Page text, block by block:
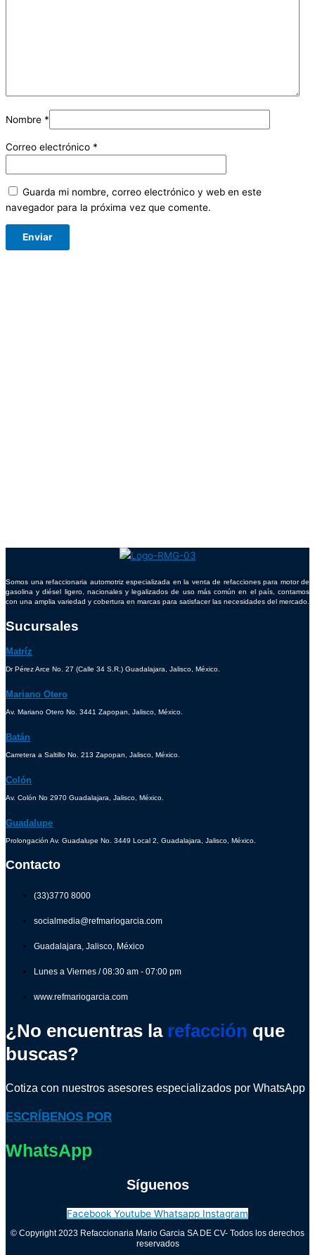
Nombre *
Correo electrónico *
Guarda mi nombre, correo electrónico y web en este
navegador para la próxima vez que comente.
Somos una refaccionaria automotriz especializada en la venta de refacciones para motor de
gasolina y diésel ligero, nacionales y legalizados de uso más común en el país, contamos
con una amplia variedad y cobertura en marcas para satisfacer las necesidades del mercado.
Sucursales
Matríz
Dr Pérez Arce No. 27 (Calle 34 S.R.) Guadalajara, Jalisco, México.
Mariano Otero
Av. Mariano Otero No. 3441 Zapopan, Jalisco, México.
Batán
Carretera a Saltillo No. 213 Zapopan, Jalisco, México.
Colón
Av. Colón No 2970 Guadalajara, Jalisco, México.
Guadalupe
Prolongación Av. Guadalupe No. 3449 Local 2, Guadalajara, Jalisco, México.
Contacto
(33)3770 8000
socialmedia@refmariogarcia.com
Guadalajara, Jalisco, México
Lunes a Viernes / 08:30 am - 07:00 pm
www.refmariogarcia.com
¿No encuentras la refacción que
buscas?
Cotiza con nuestros asesores especializados por WhatsApp
ESCRÍBENOS POR
WhatsApp
Síguenos
Facebook Youtube Whatsapp Instagram
© Copyright 2023 Refaccionaria Mario Garcia SA DE CV- Todos los derechos
reservados